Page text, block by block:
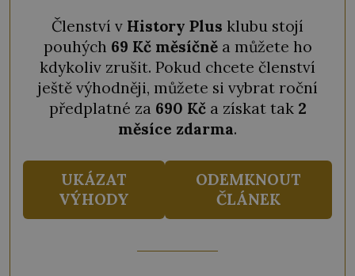
Členství v History Plus klubu stojí
pouhých 69 Kč měsíčněa můžete ho
kdykoliv zrušit. Pokud chcete členství
ještě výhodněji, můžete si vybrat roční
předplatné za 690 Kča získat tak 2
měsíce zdarma.
UKÁZAT
VÝHODY
ODEMKNOUT
ČLÁNEK